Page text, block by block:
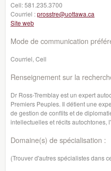
Cell:581.235.3700
Courriel :prosstre@uottawa.ca
Site web
Mode de communication
Courriel, Cell
Renseignement sur la
Dr Ross-Tremblay est un expert
Premiers Peuples. Il détient une
de gestion de conflits et de
intellectuelles et récits autochtones,
Domaine(s) de spécialisation :
(Trouver d'autres spécialistes dans